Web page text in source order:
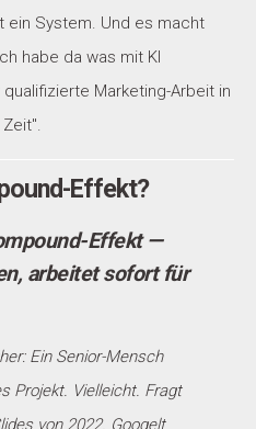
ein System. Und es macht
habe da was mit KI
Marketing-Arbeit in
Effekt?
Effekt —
arbeitet sofort für
Ein Senior-Mensch
Projekt. Vielleicht. Fragt
von 2022. Googelt